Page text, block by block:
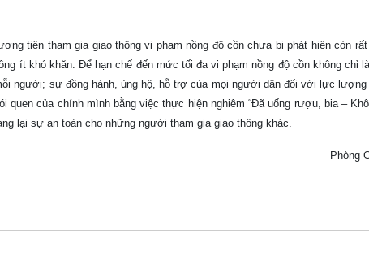
tiện tham gia giao thông vi phạm nồng độ cồn chưa bị phát hiện còn
ít khó khăn. Để hạn chế đến mức tối đa vi phạm nồng độ cồn không chỉ
người; sự đồng hành, ủng hộ, hỗ trợ của mọi người dân đối với lực lượng
của chính mình bằng việc thực hiện nghiêm “Đã uống rượu, bia –
lại sự an toàn cho những người tham gia giao thông khác.
Phòng